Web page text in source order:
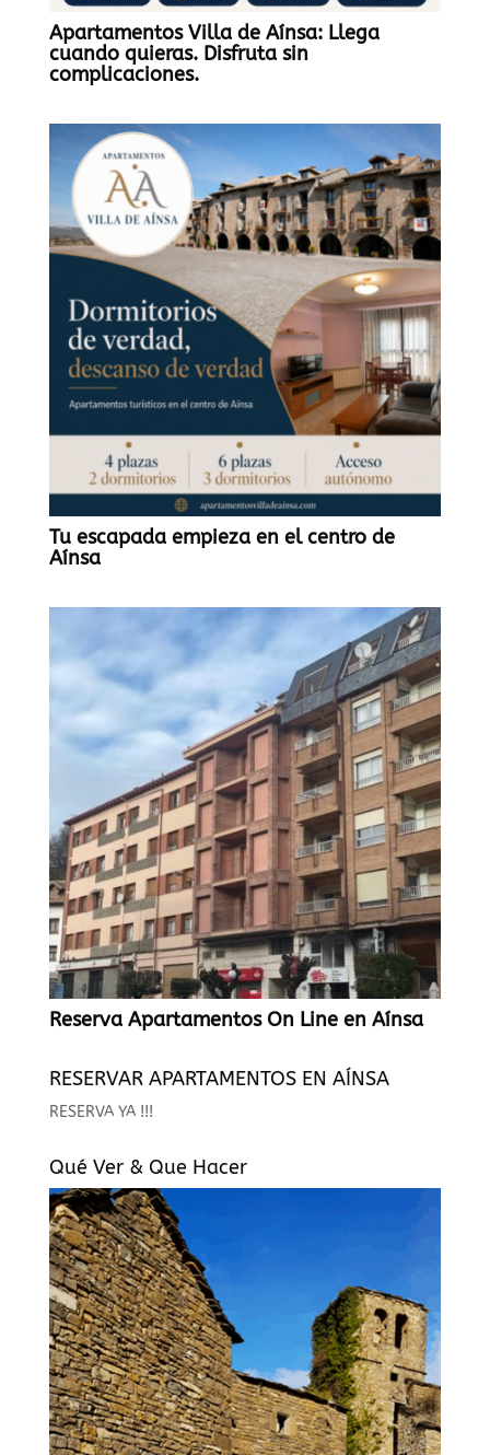
Apartamentos Villa de Aínsa: Llega
cuando quieras. Disfruta sin
complicaciones.
Tu escapada empieza en el centro de
Aínsa
Reserva Apartamentos On Line en Aínsa
RESERVAR APARTAMENTOS EN AÍNSA
RESERVA YA !!!
Qué Ver & Que Hacer